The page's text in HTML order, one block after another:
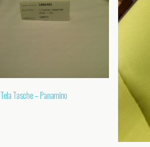
Tela Tasche – Panamino